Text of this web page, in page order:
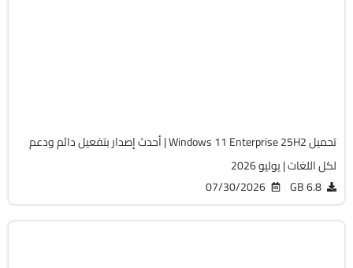
تحميل Windows 11 Enterprise 25H2 | أحدث إصدار بتفعيل دائم ودعم
لكل اللغات | يوليو 2026
6.8 GB
07/30/2026